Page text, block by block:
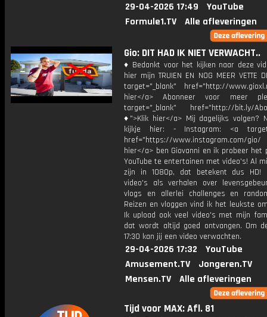
29-04-2026 17:49
YouTube
Formule1.TV
Alle afleveringen
Gio: DIT HAD IK NIET VERWACHT..
♦ Bedankt voor het kijken naar deze
hier mijn TRUIEN EN NOG MEER VETTE
target="_blank" href="http://
hier</a> Abonneer voor meer
target="_blank" href="http://bit.ly/
♦">Klik hier</a> Mij dagelijks volgen?
kijkje hier: - Instagram: <a
href="https://www.instagram.com/
hier</a> ben Giovanni en ik probeer het
YouTube te entertainen met video's! Al
zijn in 1080p, dat betekent dus HD!
video's als verhalen over
vlogs en allerlei challenges en
Reizen en vloggen vind ik het leukste
Ik upload ook veel video's met mijn
dat wordt altijd goed ontvangen. Om
17:30 kan jij een video verwachten.
29-04-2026 17:32
YouTube
Amusement.TV
Jongeren.TV
Mensen.TV
Alle afleveringen
Tijd voor MAX: Afl. 81